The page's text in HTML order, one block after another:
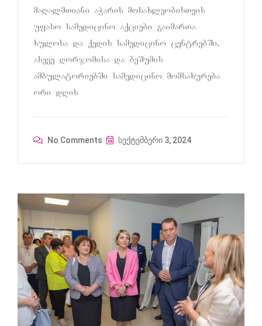
maRalmTiani aWaris mosaxleobisTvis
ufaso samedicino aqciebi gaimarTa
xulosa da qedis samedicino centrebSi,
aseve Rorjomisa da beSumis
ambulatoriebSi samedicino momsaxureba
ori dRis
No Comments სექტემბერი 3, 2024